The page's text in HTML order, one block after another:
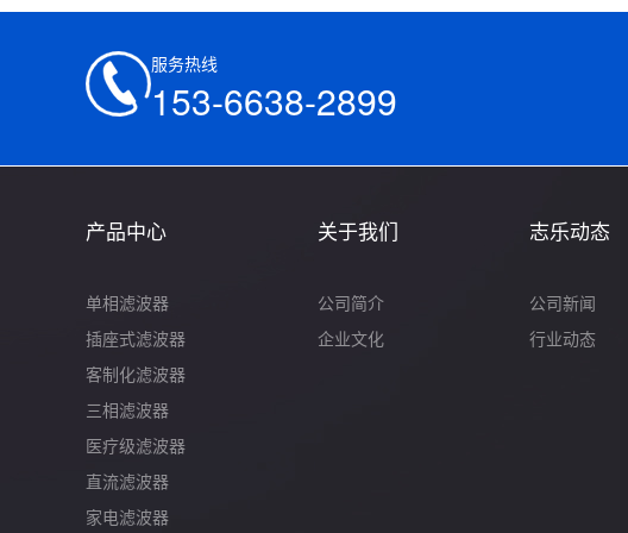
服务热线
153-6638-2899
产品中心
单相滤波器
插座式滤波器
客制化滤波器
三相滤波器
医疗级滤波器
直流滤波器
家电滤波器
关于我们
公司简介
企业文化
志乐动态
公司新闻
行业动态